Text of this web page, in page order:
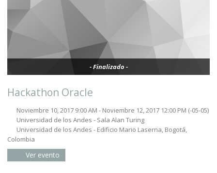
- Finalizado -
Hackathon Oracle
Noviembre 10, 2017 9:00 AM - Noviembre 12, 2017 12:00 PM (-05-05)
Universidad de los Andes - Sala Alan Turing
Universidad de los Andes - Edificio Mario Laserna, Bogotá,
Colombia
Ver evento